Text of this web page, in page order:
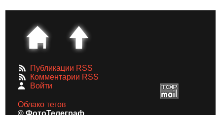
Публикации RSS
Комментарии RSS
Войти
Облако тегов
© ФотоТелеграф